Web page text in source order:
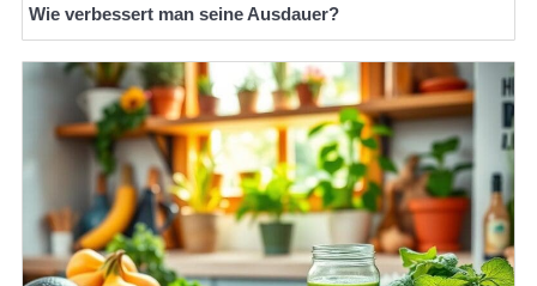
Wie verbessert man seine Ausdauer?